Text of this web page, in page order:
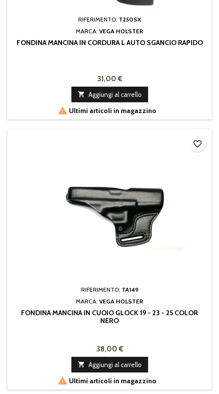
RIFERIMENTO: T250SX
MARCA: VEGA HOLSTER
FONDINA MANCINA IN CORDURA L AUTO SGANCIO RAPIDO
31,00 €
 Aggiungi al carrello
 Ultimi articoli in magazzino
RIFERIMENTO: TA149
MARCA: VEGA HOLSTER
FONDINA MANCINA IN CUOIO GLOCK 19 - 23 - 25 COLOR
NERO
38,00 €
 Aggiungi al carrello
 Ultimi articoli in magazzino
favorite_border